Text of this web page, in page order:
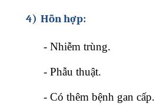
4) Hỗn hợp:
- Nhiễm trùng.
- Phẫu thuật.
- Có thêm bệnh gan cấp.